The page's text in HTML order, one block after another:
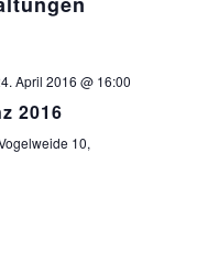
April 2016 @ 16:00
2016
10,